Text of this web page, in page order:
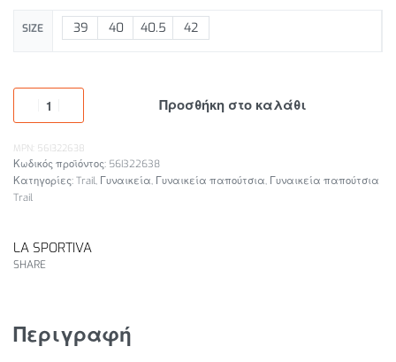
SIZE 39 40 40.5 42
Προσθήκη στο καλάθι
MPN: 56I322638
56I322638
Κατηγορίες: Trail, Γυναικεία, Γυναικεία παπούτσια, Γυναικεία παπούτσια
Trail
LA SPORTIVA
SHARE
Περιγραφή